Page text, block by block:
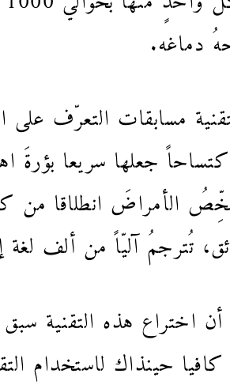
دماغه.
مسابقات التعرّف على
2012، اكتساحاً جعلها
الأمراضَ انطلاقا من
تُترجمُ آليّاً من ألف
حينذاك لاستخدام